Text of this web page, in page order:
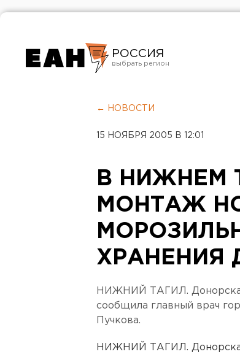
РОССИЯ
Челябинск
← НОВОСТИ
15 НОЯБРЯ 2005 В 12:01
В НИЖНЕМ
МОНТАЖ
ХРАНЕНИЯ
НИЖНИЙ ТАГИЛ. Донорская
сообщила главный врач
Пучкова.
НИЖНИЙ ТАГИЛ. Донорская